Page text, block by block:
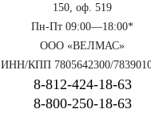
150, оф. 519
Пн-Пт 09:00—18:00*
ООО «ВЕЛМАС»
ИНН/КПП 7805642300/
8‑812‑424‑18‑63
8‑800‑250‑18‑63